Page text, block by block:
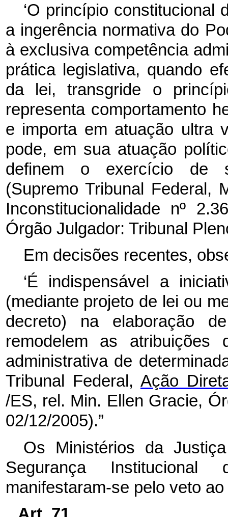
‘O princípio constitucional
a ingerência normativa do
à exclusiva competência
prática legislativa, quando
da lei, transgride o
representa comportamento
e importa em atuação ultra
pode, em sua atuação
definem o exercício de
(Supremo Tribunal Federal,
Inconstitucionalidade nº
Órgão Julgador: Tribunal
Em decisões recentes,
‘É indispensável a
(mediante projeto de lei ou
decreto) na elaboração
remodelem as atribuições
administrativa de
Tribunal Federal, Ação
/ES, rel. Min. Ellen Gracie,
02/12/2005).”
Os Ministérios da
Segurança
manifestaram-se pelo veto